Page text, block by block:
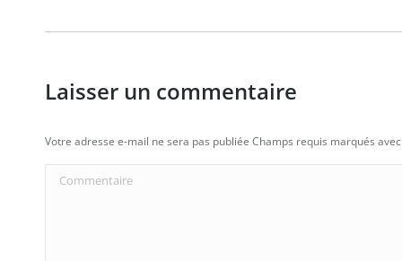
Laisser un commentaire
Votre adresse e-mail ne sera pas publiée Champs requis marqués
Commentaire